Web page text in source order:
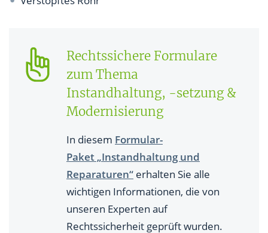
Rechtssichere Formulare
zum Thema
Instandhaltung, -setzung &
Modernisierung
In diesem Formular-
Paket „Instandhaltung und
Reparaturen“ erhalten Sie alle
wichtigen Informationen, die von
unseren Experten auf
Rechtssicherheit geprüft wurden.